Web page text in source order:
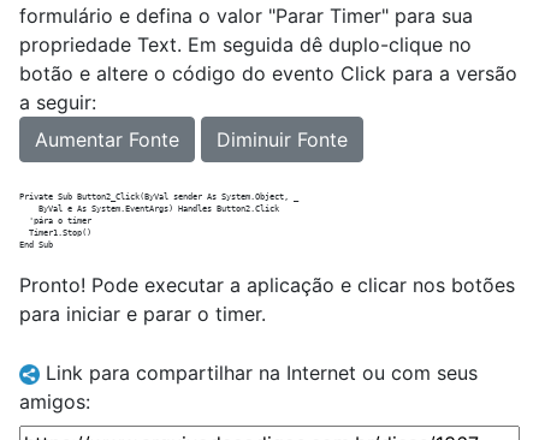
formulário e defina o valor "Parar Timer" para sua
propriedade Text. Em seguida dê duplo-clique no
botão e altere o código do evento Click para a versão
a seguir:
Aumentar Fonte
Diminuir Fonte
Private Sub Button2_Click(ByVal sender As System.Object, _
    ByVal e As System.EventArgs) Handles Button2.Click
  'pára o timer
  Timer1.Stop()
Pronto! Pode executar a aplicação e clicar nos botões
para iniciar e parar o timer.
Link para compartilhar na Internet ou com seus
amigos: